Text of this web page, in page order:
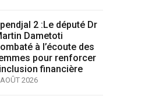
2 :Le député Dr
Dametoti
à l’écoute des
pour renforcer
financière
2026